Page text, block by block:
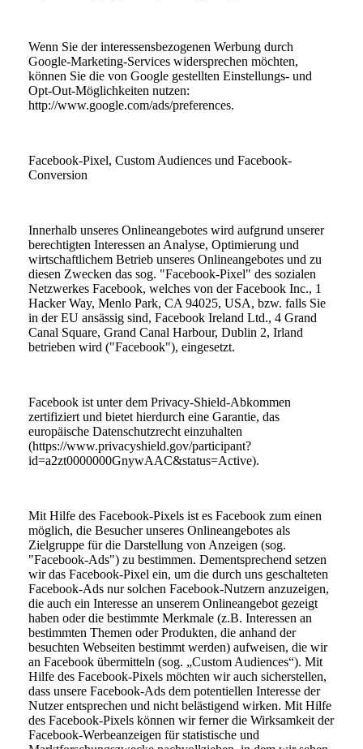
Wenn Sie der interessensbezogenen Werbung durch
Google-Marketing-Services widersprechen möchten,
können Sie die von Google gestellten Einstellungs- und
Opt-Out-Möglichkeiten nutzen:
http://www.google.com/ads/preferences.
Facebook-Pixel, Custom Audiences und Facebook-
Conversion
Innerhalb unseres Onlineangebotes wird aufgrund unserer
berechtigten Interessen an Analyse, Optimierung und
wirtschaftlichem Betrieb unseres Onlineangebotes und zu
diesen Zwecken das sog. "Facebook-Pixel" des sozialen
Netzwerkes Facebook, welches von der Facebook Inc., 1
Hacker Way, Menlo Park, CA 94025, USA, bzw. falls Sie
in der EU ansässig sind, Facebook Ireland Ltd., 4 Grand
Canal Square, Grand Canal Harbour, Dublin 2, Irland
betrieben wird ("Facebook"), eingesetzt.
Facebook ist unter dem Privacy-Shield-Abkommen
zertifiziert und bietet hierdurch eine Garantie, das
europäische Datenschutzrecht einzuhalten
(https://www.privacyshield.gov/participant?
id=a2zt0000000GnywAAC&status=Active).
Mit Hilfe des Facebook-Pixels ist es Facebook zum einen
möglich, die Besucher unseres Onlineangebotes als
Zielgruppe für die Darstellung von Anzeigen (sog.
"Facebook-Ads") zu bestimmen. Dementsprechend setzen
wir das Facebook-Pixel ein, um die durch uns geschalteten
Facebook-Ads nur solchen Facebook-Nutzern anzuzeigen,
die auch ein Interesse an unserem Onlineangebot gezeigt
haben oder die bestimmte Merkmale (z.B. Interessen an
bestimmten Themen oder Produkten, die anhand der
besuchten Webseiten bestimmt werden) aufweisen, die wir
an Facebook übermitteln (sog. „Custom Audiences“). Mit
Hilfe des Facebook-Pixels möchten wir auch sicherstellen,
dass unsere Facebook-Ads dem potentiellen Interesse der
Nutzer entsprechen und nicht belästigend wirken. Mit Hilfe
des Facebook-Pixels können wir ferner die Wirksamkeit der
Facebook-Werbeanzeigen für statistische und